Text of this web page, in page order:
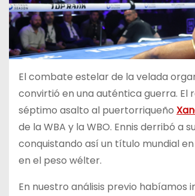
El combate estelar de la velada
convirtió en una auténtica guerra. El
séptimo asalto al puertorriqueño
de la WBA y la WBO. Ennis derribó a
conquistando así un título mundial
en el peso wélter.
En nuestro análisis previo